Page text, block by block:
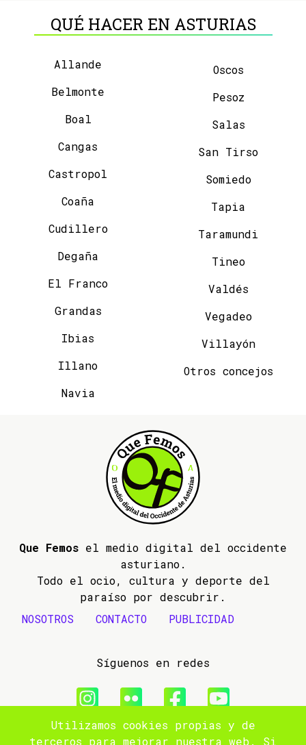
QUÉ HACER EN ASTURIAS
Allande
Belmonte
Boal
Cangas
Castropol
Coaña
Cudillero
Degaña
El Franco
Grandas
Ibias
Illano
Navia
Oscos
Pesoz
Salas
San Tirso
Somiedo
Tapia
Taramundi
Tineo
Valdés
Vegadeo
Villayón
Otros concejos
Que Femos el medio digital del occidente
asturiano.
Todo el ocio, cultura y deporte del
paraíso por descubrir.
NOSOTROS
CONTACTO PUBLICIDAD
Síguenos en redes
© 2009- 2026 Que Femos
Utilizamos cookies propias y de
terceros para mejorar nuestra web. Si